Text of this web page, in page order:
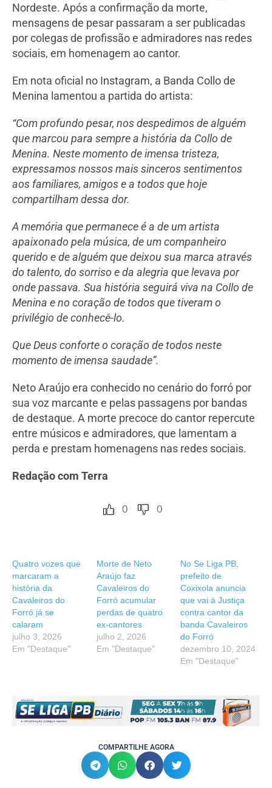
Nordeste. Após a confirmação da morte,
mensagens de pesar passaram a ser publicadas
por colegas de profissão e admiradores nas redes
sociais, em homenagem ao cantor.
Em nota oficial no Instagram, a Banda Collo de
Menina lamentou a partida do artista:
“Com profundo pesar, nos despedimos de alguém
que marcou para sempre a história da Collo de
Menina. Neste momento de imensa tristeza,
expressamos nossos mais sinceros sentimentos
aos familiares, amigos e a todos que hoje
compartilham dessa dor.
A memória que permanece é a de um artista
apaixonado pela música, de um companheiro
querido e de alguém que deixou sua marca através
do talento, do sorriso e da alegria que levava por
onde passava. Sua história seguirá viva na Collo de
Menina e no coração de todos que tiveram o
privilégio de conhecê-lo.
Que Deus conforte o coração de todos neste
momento de imensa saudade”.
Neto Araújo era conhecido no cenário do forró por
sua voz marcante e pelas passagens por bandas
de destaque. A morte precoce do cantor repercute
entre músicos e admiradores, que lamentam a
perda e prestam homenagens nas redes sociais.
Redação com Terra
0 0
Quatro vozes que
marcaram a
história da
Cavaleiros do
Forró já se
calaram
julho 3, 2026
Em "Destaque"
Morte de Neto
Araújo faz
Cavaleiros do
Forró acumular
perdas de quatro
ex-cantores
julho 2, 2026
Em "Destaque"
No Se Liga PB,
prefeito de
Coxixola anuncia
que vai à Justiça
contra cantor da
banda Cavaleiros
do Forró
dezembro 10, 2024
Em "Destaque"
COMPARTILHE AGORA